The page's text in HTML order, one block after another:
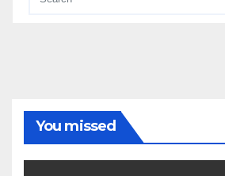
You missed